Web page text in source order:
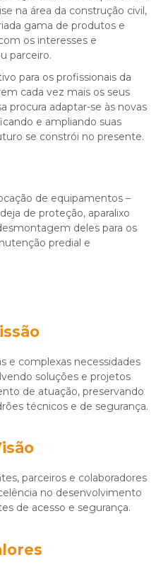
na área da construção civil,
gama de produtos e
os interesses e
parceiro.
para os profissionais da
cada vez mais os seus
procura adaptar-se às novas
e ampliando suas
se constrói no presente.
de equipamentos –
de proteção, aparalixo
deles para os
predial e
e complexas necessidades
soluções e projetos
de atuação, preservando
técnicos e de segurança.
parceiros e colaboradores
no desenvolvimento
de acesso e segurança.